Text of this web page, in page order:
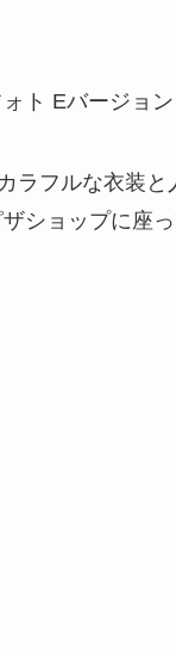
ト Eバージョン
ラフルな衣装と
ショップに座